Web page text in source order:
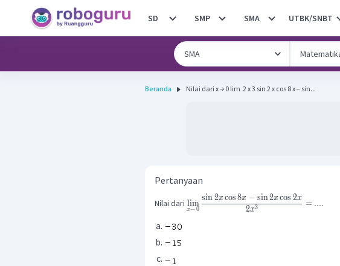
SD SMP SMA UTBK/SNBT
Beranda Nilai dari x → 0 lim ​ 2 x 3 sin 2 x cos 8 x − sin...
Pertanyaan
Nilai dari
x→0
lim
2x3
sin2xcos8x − sin2xcos 2x = ....